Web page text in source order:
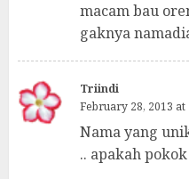
macam bau
gaknya
Triindi
February 28, 2013 at
Nama yang
.. apakah